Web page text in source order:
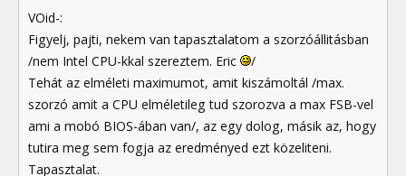
VOid-:
Figyelj, pajti, nekem van tapasztalatom a szorzóállitásban
/nem Intel CPU-kkal szereztem. Eric
/
Tehát az elméleti maximumot, amit kiszámoltál /max.
szorzó amit a CPU elméletileg tud szorozva a max FSB-vel
ami a mobó BIOS-ában van/, az egy dolog, másik az, hogy
tutira meg sem fogja az eredményed ezt közeliteni.
Tapasztalat.